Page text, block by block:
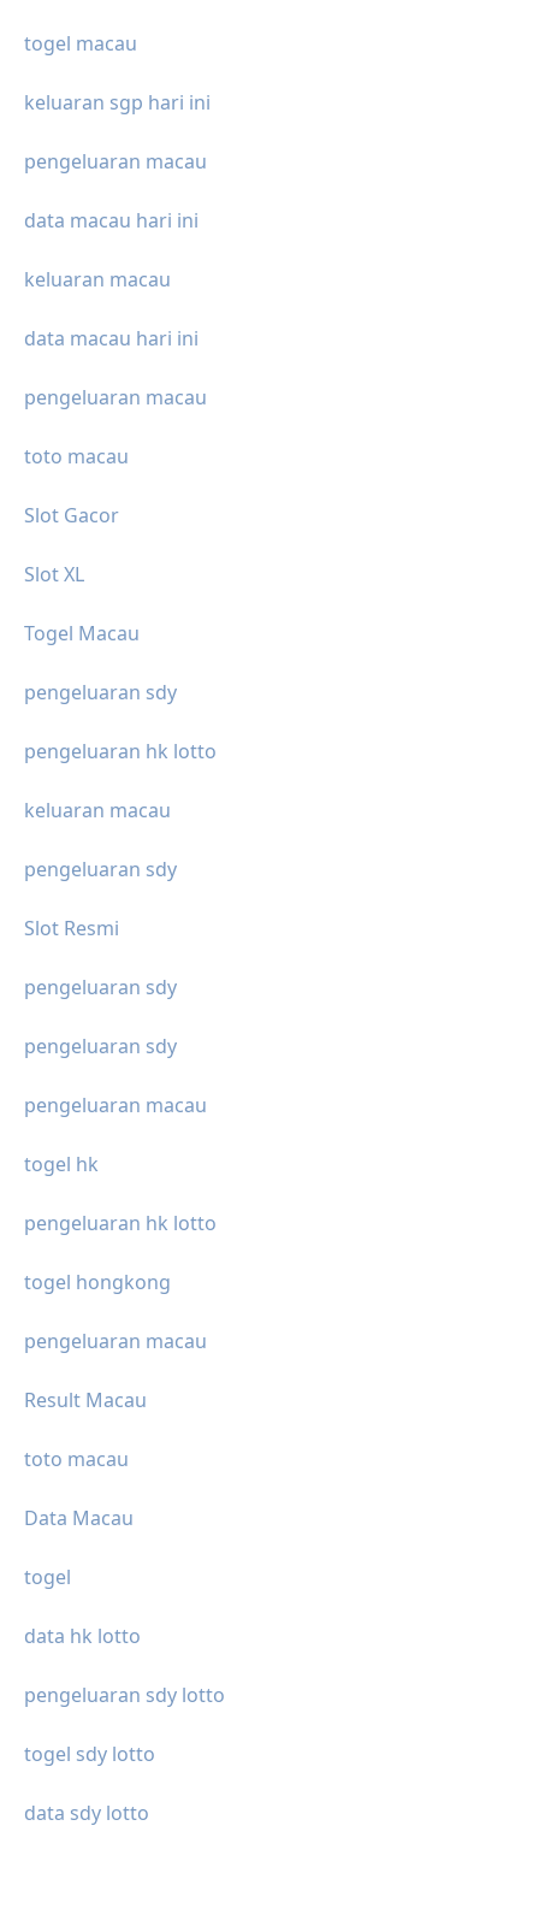
togel macau
keluaran sgp hari ini
pengeluaran macau
data macau hari ini
keluaran macau
data macau hari ini
pengeluaran macau
toto macau
Slot Gacor
Slot XL
Togel Macau
pengeluaran sdy
pengeluaran hk lotto
keluaran macau
pengeluaran sdy
Slot Resmi
pengeluaran sdy
pengeluaran sdy
pengeluaran macau
togel hk
pengeluaran hk lotto
togel hongkong
pengeluaran macau
Result Macau
toto macau
Data Macau
togel
data hk lotto
pengeluaran sdy lotto
togel sdy lotto
data sdy lotto